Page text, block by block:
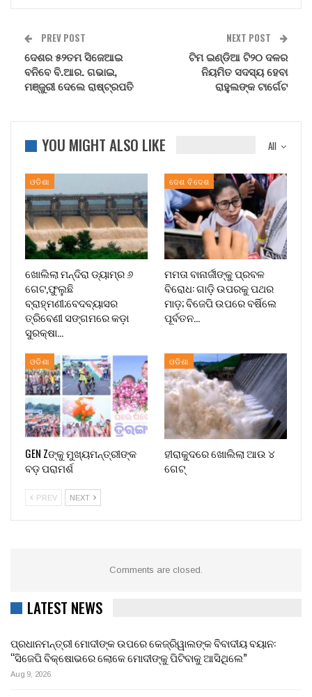
PREV POST
ଦେଶର ୫୨ତମ ସିଜେଆଇ
ବନିବେ ବି.ଆର. ଗଭାଇ,
ମଞ୍ଜୁରୀ ଦେଲେ ରାଷ୍ଟ୍ରପତି
NEXT POST
ଟିମ ଇଣ୍ଡିଆ ଟି୨୦ ଦଳର
ନିୟମିତ ସଦସ୍ୟ ହେବା
ରାହୁଲଙ୍କ ଟାର୍ଗେଟ
All
YOU MIGHT ALSO LIKE
ଓଡିଶା
ଖୋଲିଲା ମନ୍ଦିରା ଡ୍ୟାମ୍‌ର ୬
ଗେଟ,ଫୁଲୁଛି
ବ୍ରାହ୍ମଣୀ;ବେଦବ୍ୟାସର
ତ୍ରିବେଣୀ ସଙ୍ଗମରେ କଡ଼ା
ସୁରକ୍ଷା…
ଦେଶ ବିଦେଶ
ମମତା ବାନାର୍ଜୀଙ୍କୁ ପ୍ରବଳ
ବିରୋଧ: ଗାଡ଼ି ଉପରକୁ ପଥର
ମାଡ଼; ବିଜେପି ଉପରେ ବର୍ଷିଲେ
ପୂର୍ବତନ…
ଓଡିଶା
GEN Zଙ୍କୁ ମୁଖ୍ୟମନ୍ତ୍ରୀଙ୍କ
ବଡ଼ ପରାମର୍ଶ
ଓଡିଶା
ହୀରାକୁଦରେ ଖୋଲିଲା ଆଉ ୪
ଗେଟ୍
PREV NEXT
Comments are closed.
LATEST NEWS
ପ୍ରଧାନମନ୍ତ୍ରୀ ମୋଦୀଙ୍କ ଉପରେ କେଜ୍ରିୱାଲଙ୍କ ବିବାଦୀୟ ବୟାନ:
“ସିଜେପି ବିକ୍ଷୋଭରେ ଲୋକେ ମୋଦୀଙ୍କୁ ପିଟିବାକୁ ଆସିଥିଲେ”
Aug 9, 2026